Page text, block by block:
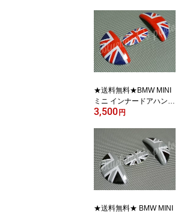
56 R55 英国国旗 ミニク
ーパー サイドウィンカー
ランプリム ブラックジャ
ック スカットル 10P05N
ov16 【RCP】
★送料無料★BMW MINI
ミニ インナードアハンド
ルカバー 左右セット+グ
ーカバー ユニオンジャッ
ク R55 R56 R57 英国国
旗 ミニクーパー ドアノ
ブ ドアオープナー 10P0
5Nov16 【RCP】
3,500円
★送料無料★ BMW MINI